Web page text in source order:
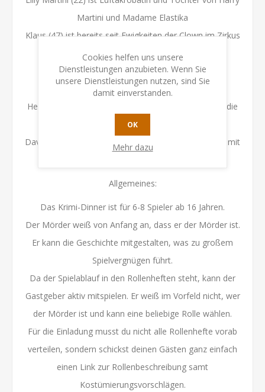
Martini und Madame Elastika
Klaus (47) ist bereits seit Ewigkeiten der Clown im Zirkus
Marini
Tatiana (35) ist seit zwei Monaten die Ticket- und
Popcornverkäuferin im Zirkus
Helga Maier (48) unterrichtet seit einem halben Jahr die
Kinder im Zirkus
David Black (25) ist ein ehemaliger Straßenzauberer, mit
Allgemeines:
Das Krimi-Dinner ist für 6-8 Spieler ab 16 Jahren.
Der Mörder weiß von Anfang an, dass er der Mörder ist.
Er kann die Geschichte mitgestalten, was zu großem
Spielvergnügen führt.
Da der Spielablauf in den Rollenheften steht, kann der
Gastgeber aktiv mitspielen. Er weiß im Vorfeld nicht, wer
der Mörder ist und kann eine beliebige Rolle wählen.
Für die Einladung musst du nicht alle Rollenhefte vorab
verteilen, sondern schickst deinen Gästen ganz einfach
einen Link zur Rollenbeschreibung samt
Kostümierungsvorschlägen.
Cookies helfen uns unsere
Dienstleistungen anzubieten. Wenn Sie
unsere Dienstleistungen nutzen, sind Sie
damit einverstanden.
OK
Mehr dazu